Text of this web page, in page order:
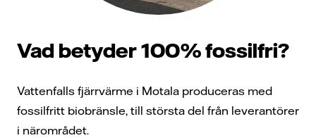
Vad betyder 100% fossilfri?
Vattenfalls fjärrvärme i Motala produceras med
fossilfritt biobränsle, till största del från leverantörer
i närområdet.